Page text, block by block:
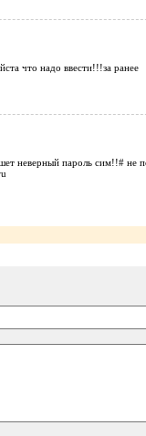
что надо ввести!!!за ранее
неверный пароль сим!!# не